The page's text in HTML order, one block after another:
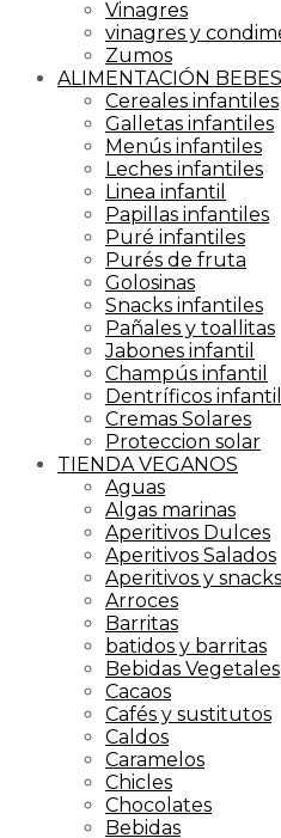
Vinagres
vinagres y
Zumos
ALIMENTACIÓN
Cereales infantiles
Galletas infantiles
Menús infantiles
Leches infantiles
Linea infantil
Papillas infantiles
Puré infantiles
Purés de fruta
Golosinas
Snacks infantiles
Pañales y toallitas
Jabones infantil
Champús infantil
Dentríficos infantil
Cremas Solares
Proteccion solar
TIENDA VEGANOS
Aguas
Algas marinas
Aperitivos Dulces
Aperitivos Salados
Aperitivos y snacks
Arroces
Barritas
batidos y barritas
Bebidas Vegetales
Cacaos
Cafés y sustitutos
Caldos
Caramelos
Chicles
Chocolates
Bebidas